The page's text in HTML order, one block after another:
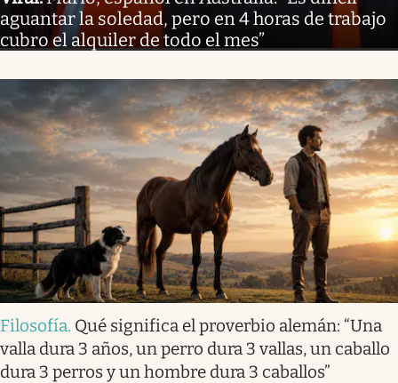
aguantar la soledad, pero en 4 horas de trabajo
cubro el alquiler de todo el mes”
Filosofía. Qué significa el proverbio alemán: “Una
valla dura 3 años, un perro dura 3 vallas, un caballo
dura 3 perros y un hombre dura 3 caballos”